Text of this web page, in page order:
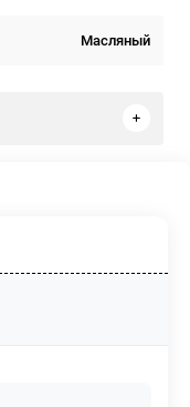
Масляный